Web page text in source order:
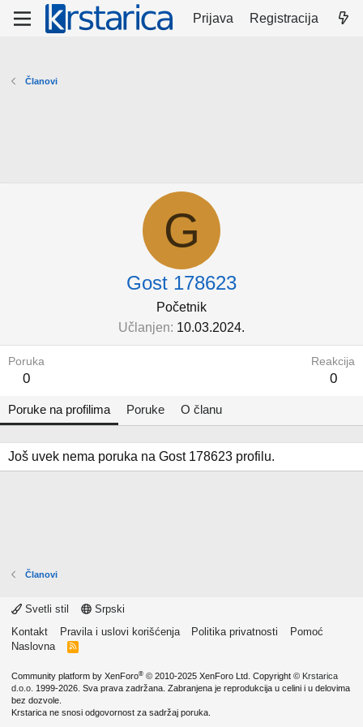
Prijava Registracija
Članovi
G
Gost 178623
Početnik
Učlanjen 10.03.2024.
Poruka
0
Reakcija
0
Poruke na profilima Poruke O članu
Još uvek nema poruka na Gost 178623 profilu.
Članovi
Svetli stil
Srpski
Kontakt
Pravila i uslovi korišćenja Politika privatnosti
Pomoć
Naslovna
R
Community platform by XenForo® © 2010-2025 XenForo Ltd. Copyright © Krstarica
d.o.o. 1999-2026. Sva prava zadržana. Zabranjena je reprodukcija u celini i u delovima
bez dozvole.
Krstarica ne snosi odgovornost za sadržaj poruka.